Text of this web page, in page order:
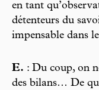
en tant
détenteurs du
impensable dans
E. : Du coup, on
des bilans… De